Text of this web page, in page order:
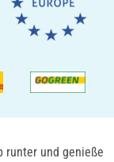
runter und genieße